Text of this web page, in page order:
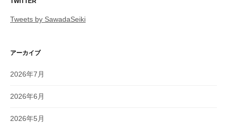
Tweets by SawadaSeiki
アーカイブ
2026年7月
2026年6月
2026年5月